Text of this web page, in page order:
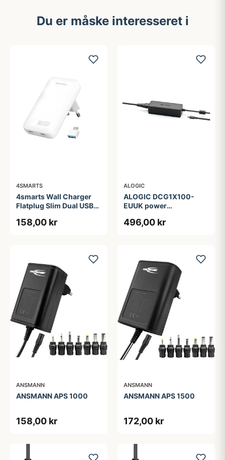
Du er måske interesseret i
4SMARTS
4smarts Wall Charger
Flatplug Slim Dual USB-
158,00 kr
ALOGIC
ALOGIC DCG1X100-
EUUK power
496,00 kr
ANSMANN
ANSMANN APS 1000
158,00 kr
ANSMANN
ANSMANN APS 1500
172,00 kr